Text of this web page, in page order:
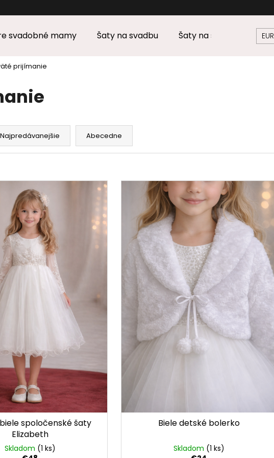
svadobné mamy Šaty na svadbu Šaty na stužkovú EUR
prijímanie
Najpredávanejšie Abecedne
spoločenské šaty
Elizabeth
Skladom (1 ks)
Biele detské bolerko
Skladom (1 ks)
Odporúčame